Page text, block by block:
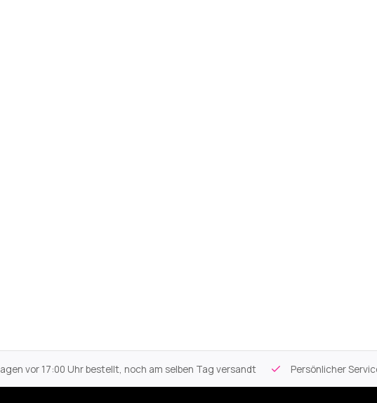
vor 17:00 Uhr bestellt, noch am selben Tag versandt Persönlicher